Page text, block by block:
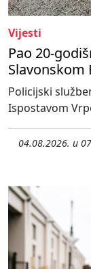
Vijesti
Pao 20-
Slavonskom
Policijski
Ispostavom
04.08.2026. u